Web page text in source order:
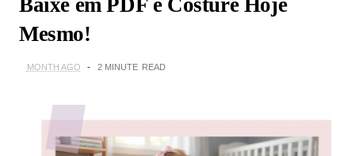
Baixe em PDF e Costure Hoje
Mesmo!
MONTH AGO 2 MINUTE READ